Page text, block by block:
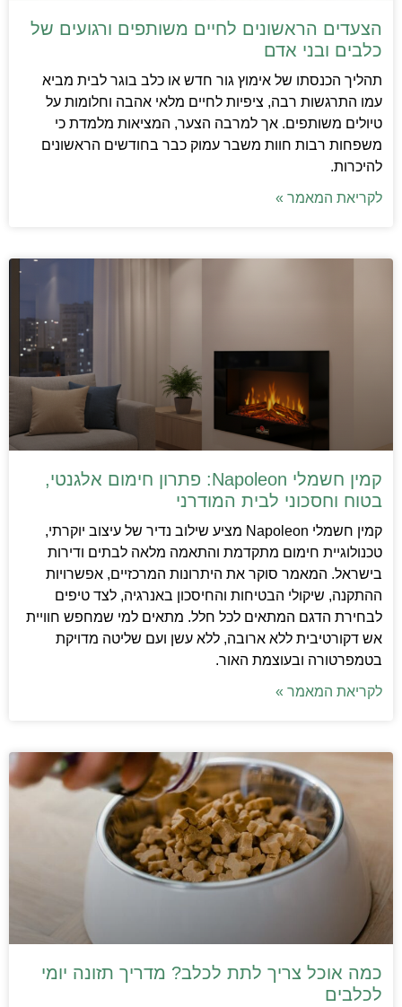
הצעדים הראשונים לחיים משותפים ורגועים של
כלבים ובני אדם
תהליך הכנסתו של אימוץ גור חדש או כלב בוגר לבית מביא
עמו התרגשות רבה, ציפיות לחיים מלאי אהבה וחלומות על
טיולים משותפים. אך למרבה הצער, המציאות מלמדת כי
משפחות רבות חוות משבר עמוק כבר בחודשים הראשונים
להיכרות.
לקריאת המאמר »
קמין חשמלי Napoleon: פתרון חימום אלגנטי,
בטוח וחסכוני לבית המודרני
קמין חשמלי Napoleon מציע שילוב נדיר של עיצוב יוקרתי,
טכנולוגיית חימום מתקדמת והתאמה מלאה לבתים ודירות
בישראל. המאמר סוקר את היתרונות המרכזיים, אפשרויות
ההתקנה, שיקולי הבטיחות והחיסכון באנרגיה, לצד טיפים
לבחירת הדגם המתאים לכל חלל. מתאים למי שמחפש חוויית
אש דקורטיבית ללא ארובה, ללא עשן ועם שליטה מדויקת
בטמפרטורה ובעוצמת האור.
לקריאת המאמר »
כמה אוכל צריך לתת לכלב? מדריך תזונה יומי
לכלבים